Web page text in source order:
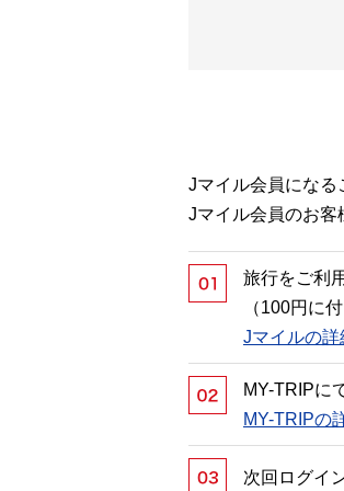
Jマイル会員になる
Jマイル会員のお客
旅行をご利
（100円に
Jマイルの詳
MY-TRIPに
MY-TRIPの
次回ログイ